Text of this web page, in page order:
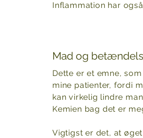
Inflammation har
Mad og
Dette er et emne,
mine patienter, fordi
kan virkelig lindre
Kemien bag det er
Vigtigst er det, at